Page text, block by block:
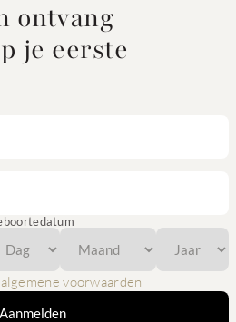
ontvang
je eerste
algemene voorwaarden
Aanmelden